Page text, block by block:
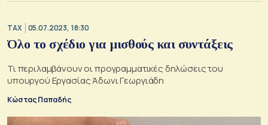
TAX 05.07.2023, 18:30
Όλο το σχέδιο για μισθούς και συντάξεις
Τι περιλαμβάνουν οι προγραμματικές δηλώσεις του
υπουργού Εργασίας Άδωνι Γεωργιάδη
Κώστας Παπαδής